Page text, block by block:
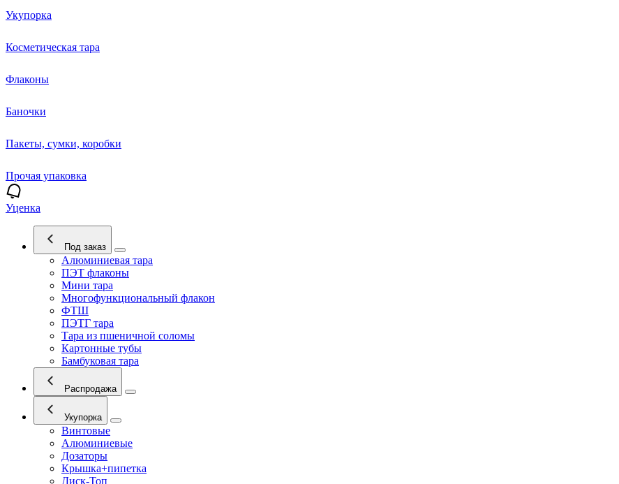
Укупорка
Косметическая тара
Флаконы
Баночки
Пакеты, сумки, коробки
Прочая упаковка
Уценка
Под заказ
Алюминиевая тара
ПЭТ флаконы
Мини тара
Многофункциональный флакон
ФТШ
ПЭТГ тара
Тара из пшеничной соломы
Картонные тубы
Бамбуковая тара
Распродажа
Укупорка
Винтовые
Алюминиевые
Дозаторы
Крышка+пипетка
Диск-Топ